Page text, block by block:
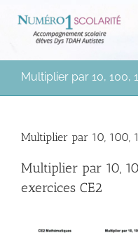
contenu
Rechercher:
Mentorat scolaire
Soutien aux Parents
Multiplier par 10, 100,
Multiplier par 10, 100,
Multiplier par 10,
exercices CE2